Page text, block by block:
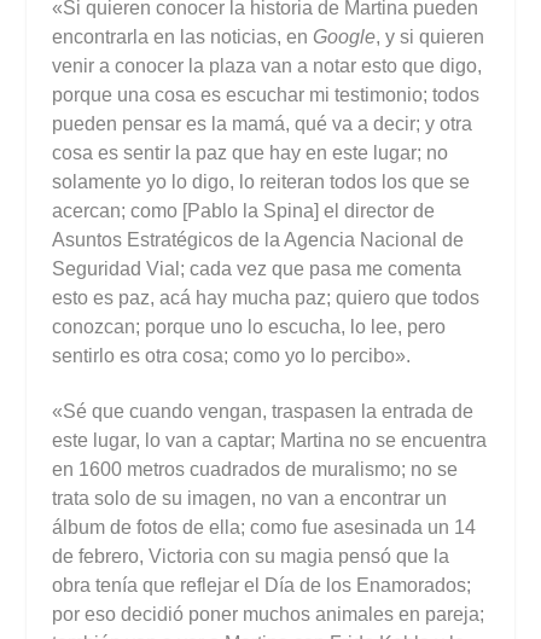
«Si quieren conocer la historia de Martina pueden
encontrarla en las noticias, en Google, y si quieren
venir a conocer la plaza van a notar esto que digo,
porque una cosa es escuchar mi testimonio; todos
pueden pensar es la mamá, qué va a decir; y otra
cosa es sentir la paz que hay en este lugar; no
solamente yo lo digo, lo reiteran todos los que se
acercan; como [Pablo la Spina] el director de
Asuntos Estratégicos de la Agencia Nacional de
Seguridad Vial; cada vez que pasa me comenta
esto es paz, acá hay mucha paz; quiero que todos
conozcan; porque uno lo escucha, lo lee, pero
sentirlo es otra cosa; como yo lo percibo».
«Sé que cuando vengan, traspasen la entrada de
este lugar, lo van a captar; Martina no se encuentra
en 1600 metros cuadrados de muralismo; no se
trata solo de su imagen, no van a encontrar un
álbum de fotos de ella; como fue asesinada un 14
de febrero, Victoria con su magia pensó que la
obra tenía que reflejar el Día de los Enamorados;
por eso decidió poner muchos animales en pareja;